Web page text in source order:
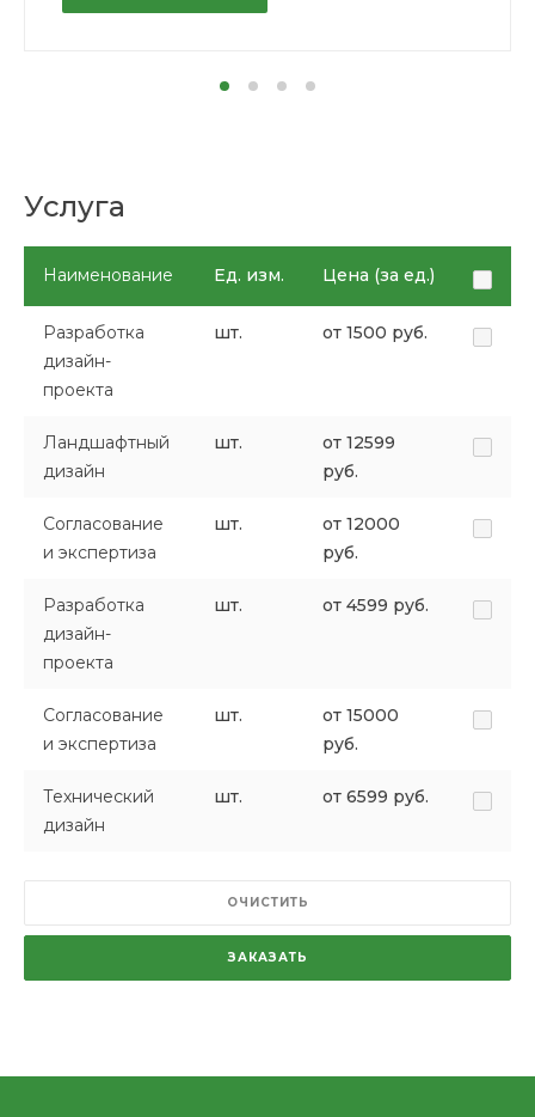
Услуга
Наименование Ед. изм. Цена (за ед.)
Разработка
дизайн-
проекта
шт. от 1500 руб.
Ландшафтный
дизайн
шт.
от 12599
руб.
Согласование
и экспертиза
шт.
от 12000
руб.
Разработка
дизайн-
проекта
шт. от 4599 руб.
Согласование
и экспертиза
шт.
от 15000
руб.
Технический
дизайн
шт. от 6599 руб.
ОЧИСТИТЬ
ЗАКАЗАТЬ